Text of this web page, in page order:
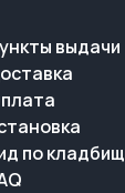
выдачи
по